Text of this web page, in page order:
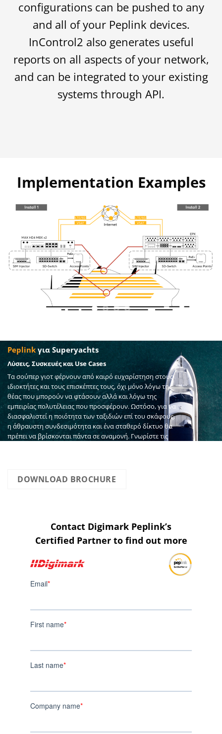
configurations can be pushed to any
and all of your Peplink devices.
InControl2 also generates useful
reports on all aspects of your network,
and can be integrated to your existing
systems through API.
Implementation Examples
Peplinkγια Superyachts
Λύσεις, Συσκευές και Use Cases
Τα σούπερ γιοτ φέρνουν από καιρό ευχαρίστηση στους
ιδιοκτήτες και τους επισκέπτες τους, όχι μόνο λόγω της
θέας που μπορούν να φτάσουν αλλά και λόγω της
εμπειρίας πολυτέλειας που προσφέρουν. Ωστόσο, για να
διασφαλιστεί η ποιότητα των ταξιδιών επί του σκάφους,
η άθραυστη συνδεσιμότητα και ένα σταθερό δίκτυο θα
πρέπει να βρίσκονται πάντα σε αναμονή. Γνωρίστε τις
DOWNLOAD BROCHURE
Contact Digimark Peplink’s
Certified Partner to find out more